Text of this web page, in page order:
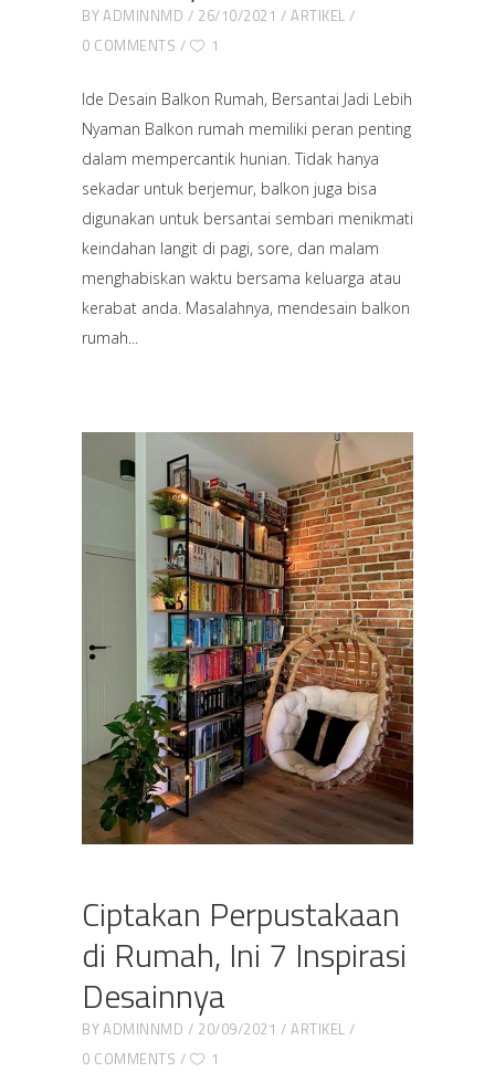
BYADMINNMD 26/10/2021
ARTIKEL
0 COMMENTS
1
Ide Desain Balkon Rumah, Bersantai Jadi Lebih
Nyaman Balkon rumah memiliki peran penting
dalam mempercantik hunian. Tidak hanya
sekadar untuk berjemur, balkon juga bisa
digunakan untuk bersantai sembari menikmati
keindahan langit di pagi, sore, dan malam
menghabiskan waktu bersama keluarga atau
kerabat anda. Masalahnya, mendesain balkon
rumah
Ciptakan Perpustakaan
di Rumah, Ini 7 Inspirasi
Desainnya
BYADMINNMD 20/09/2021
ARTIKEL
0 COMMENTS
1